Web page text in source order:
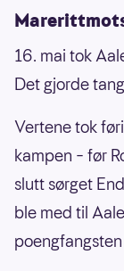
16. mai tok
Det gjorde
Vertene tok
kampen – før
slutt sørget
ble med til